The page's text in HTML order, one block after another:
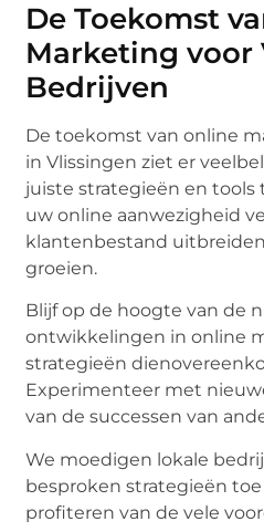
De Toekomst
Marketing voor
Bedrijven
De toekomst van online
in Vlissingen ziet er
juiste strategieën en
uw online aanwezigheid
klantenbestand
groeien.
Blijf op de hoogte van de
ontwikkelingen in online
strategieën
Experimenteer met
van de successen van
We moedigen lokale
besproken strategieën
profiteren van de vele